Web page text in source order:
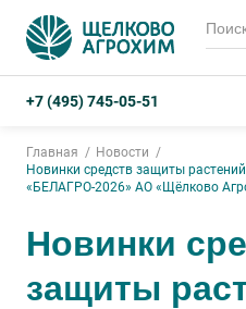
+7 (495) 745-05-51
Главная
Новости
Новинки средств защиты
«БЕЛАГРО-2026» АО «Щёлково
Новинки
защиты